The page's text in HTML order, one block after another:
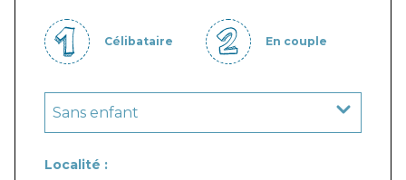
Célibataire En couple
Localité :